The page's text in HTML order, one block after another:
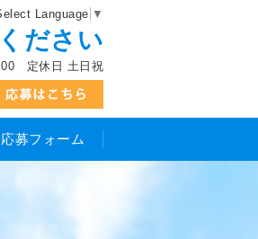
Language ▼
ださい
定休日 土日祝
応募フォーム